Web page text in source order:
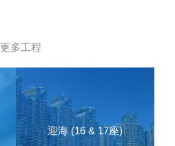
更多工程
迎海 (16 & 17座)